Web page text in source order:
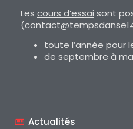
Les cours d’essai sont
toute l’année pour
de septembre à
Actualités